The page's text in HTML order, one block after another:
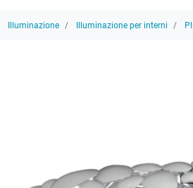
Illuminazione Illuminazione per interni